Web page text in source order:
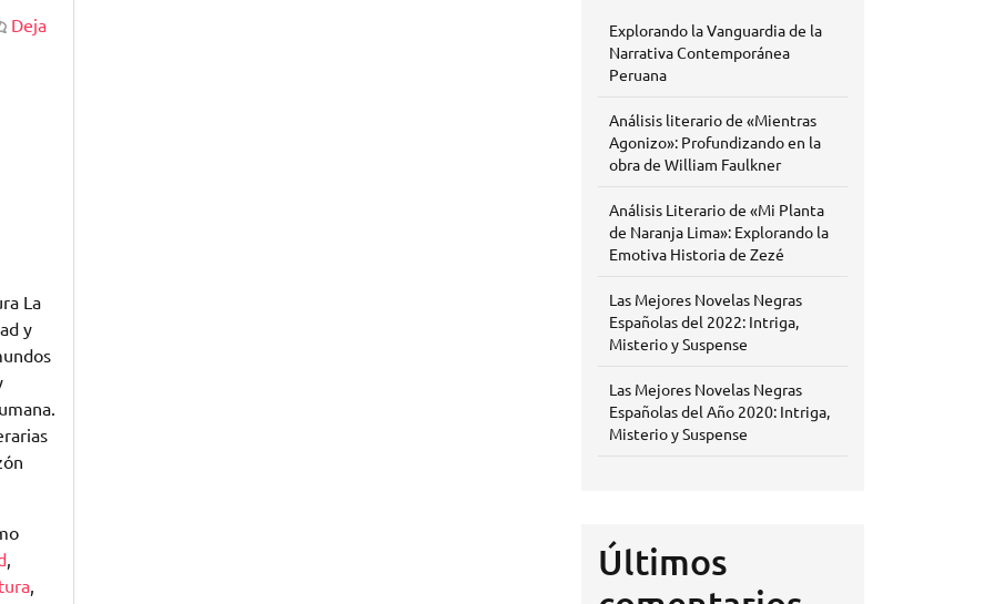
Deja
La
y
,
,
Explorando la Vanguardia de la
Narrativa Contemporánea
Peruana
Análisis literario de «Mientras
Agonizo»: Profundizando en la
obra de William Faulkner
Análisis Literario de «Mi Planta
de Naranja Lima»: Explorando la
Emotiva Historia de Zezé
Las Mejores Novelas Negras
Españolas del 2022: Intriga,
Misterio y Suspense
Las Mejores Novelas Negras
Españolas del Año 2020: Intriga,
Misterio y Suspense
Últimos